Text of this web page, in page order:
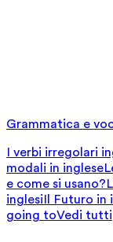
Grammatica e
I verbi irregolari
modali in inglese
e come si usano?
inglesiIl Futuro in
going toVedi tutti